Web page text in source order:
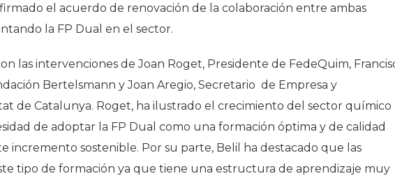
el acuerdo de renovación de la colaboración entre ambas
la FP Dual en el sector.
las intervenciones de Joan Roget, Presidente de FedeQuim,
Bertelsmann y Joan Aregio, Secretario de Empresa y
de Catalunya. Roget, ha ilustrado el crecimiento del sector químico
de adoptar la FP Dual como una formación óptima y de calidad
incremento sostenible. Por su parte, Belil ha destacado que las
tipo de formación ya que tiene una estructura de aprendizaje muy